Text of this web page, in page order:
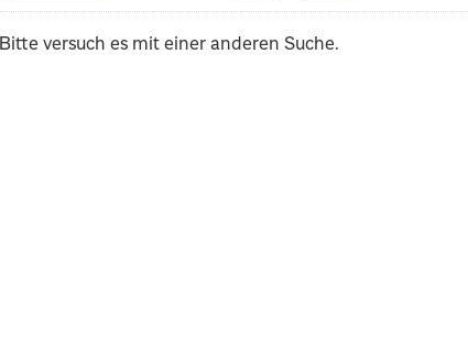
Bitte versuch es mit einer anderen Suche.